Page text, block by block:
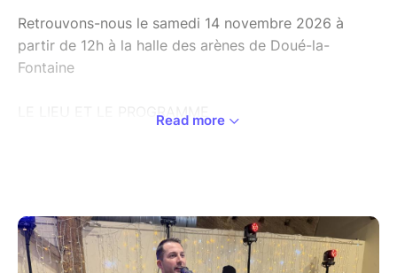
Retrouvons-nous le samedi 14 novembre 2026 à
partir de 12h à la halle des arènes de Doué-la-
Fontaine
LE LIEU ET LE PROGRAMME
ces Halles des Arènes furent transportées près de
l’amphithéâtre en pierres de falun du quartier de
Douces (Les Arènes).
Read more